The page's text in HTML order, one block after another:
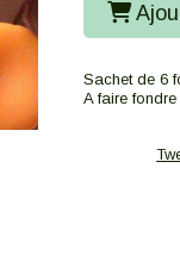
Sachet de 6
A faire